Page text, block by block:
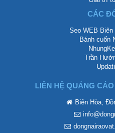
CÁC
Seo WEB Biên
Bánh cuốn
Trần
LIÊN HỆ QUẢNG
Biên Hòa,